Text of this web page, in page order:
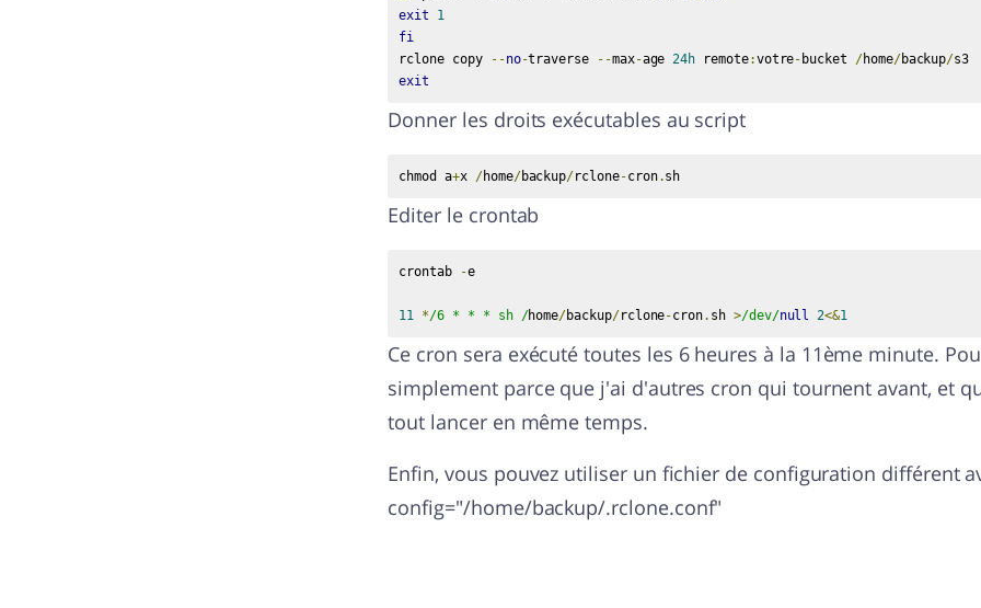
exit
1
fi
rclone copy
--no-traverse --max-age 24h remote:votre- bucket /home/backup/
exit
Donner les droits exécutables au script
chmod a+x /home/backup/rclone-cron.sh
Editer le crontab
crontab -e
11 */6 * * * sh /home/backup/rclone-cron. sh >/dev/null 2<&1
Ce cron sera exécuté toutes les 6 heures à la 11ème minute.
simplement parce que j'ai d'autres cron qui tournent avant, et
tout lancer en même temps.
Enfin, vous pouvez utiliser un fichier de configuration différent
config="/home/backup/.rclone.conf"